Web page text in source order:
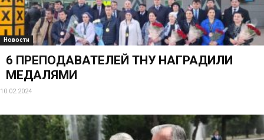
Новости
6 ПРЕПОДАВАТЕЛЕЙ ТНУ НАГРАДИЛИ
МЕДАЛЯМИ
10.02.2024